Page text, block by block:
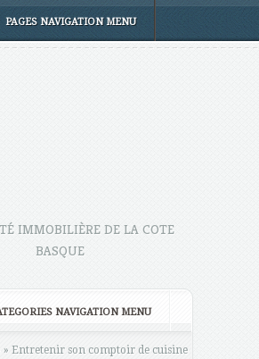
PAGES NAVIGATION MENU
IMMOBILIÈRE DE LA COTE
BASQUE
NAVIGATION MENU
» Entretenir son comptoir de cuisine